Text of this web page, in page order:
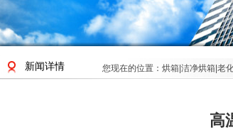
新闻详情 您现在的位置： 烘箱|洁净烘箱|老
高